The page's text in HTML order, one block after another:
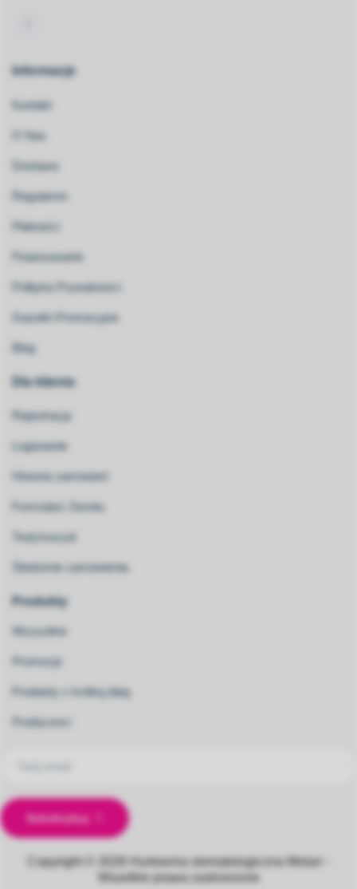
Informacje
Kontakt
O Nas
Dostawa
Regulamin
Płatności
Finansowanie
Polityka Prywatności
Gazetki Promocyjne
Blog
Dla klienta
Rejestracja
Logowanie
Historia zamówień
Formularz Zwrotu
Twój koszyk
Śledzenie zamówienia
Produkty
Wszystkie
Promocje
Produkty z krótką datą
Producenci
Subskrybuj
Copyright © 2026
Hurtownia stomatologiczna Molarr -
Wszelkie prawa zastrzeżone